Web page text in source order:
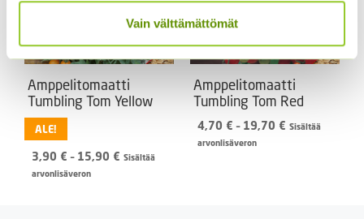
Vain välttämättömät
Amppelitomaatti
Tumbling Tom Yellow
ALE!
3,90 € – 15,90 € Hintaluokka:
Sisältää
arvonlisäveron
Amppelitomaatti
Tumbling Tom Red
4,70 € – 19,70 € Hintaluokka:
Sisältää
arvonlisäveron